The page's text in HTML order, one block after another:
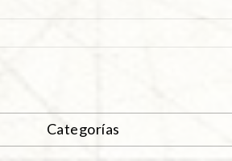
Categorías